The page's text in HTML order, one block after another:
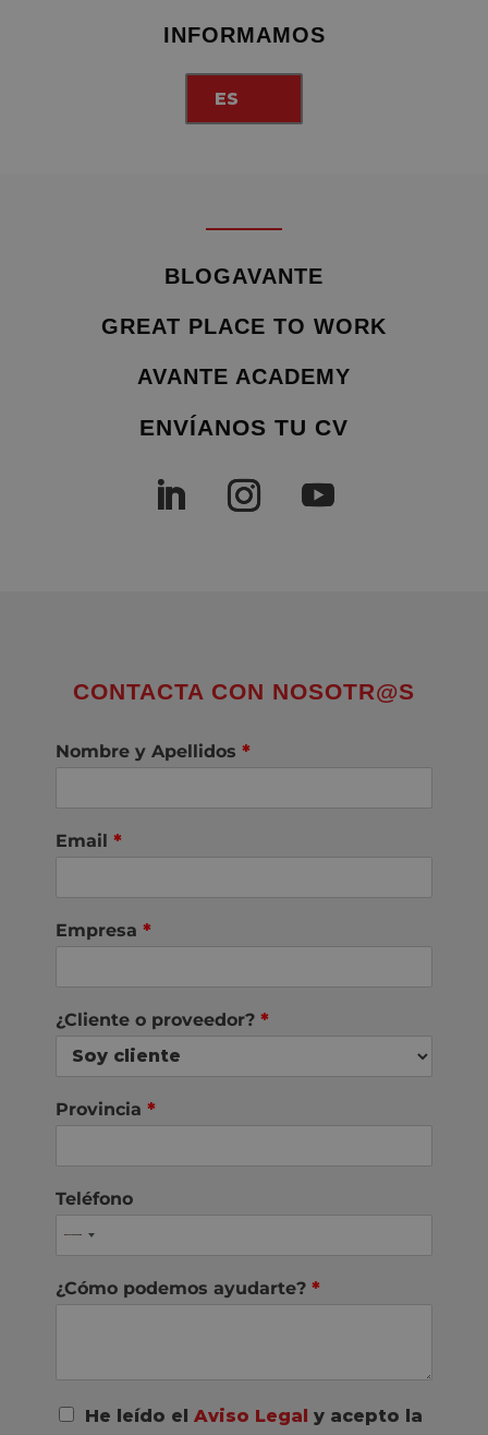
INFORMAMOS
ES
BLOGAVANTE
GREAT PLACE TO WORK
AVANTE ACADEMY
ENVÍANOS TU CV
CONTACTA CON NOSOTR@S
Nombre y Apellidos *
Email *
Empresa *
¿Cliente o proveedor? *
Provincia *
Teléfono
¿Cómo podemos ayudarte? *
A
He leído el Aviso Legal y acepto la